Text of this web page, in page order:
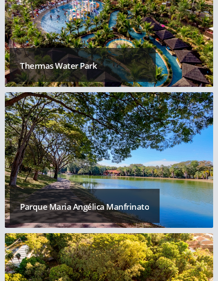
Thermas Water Park
Parque Maria Angélica Manfrinato